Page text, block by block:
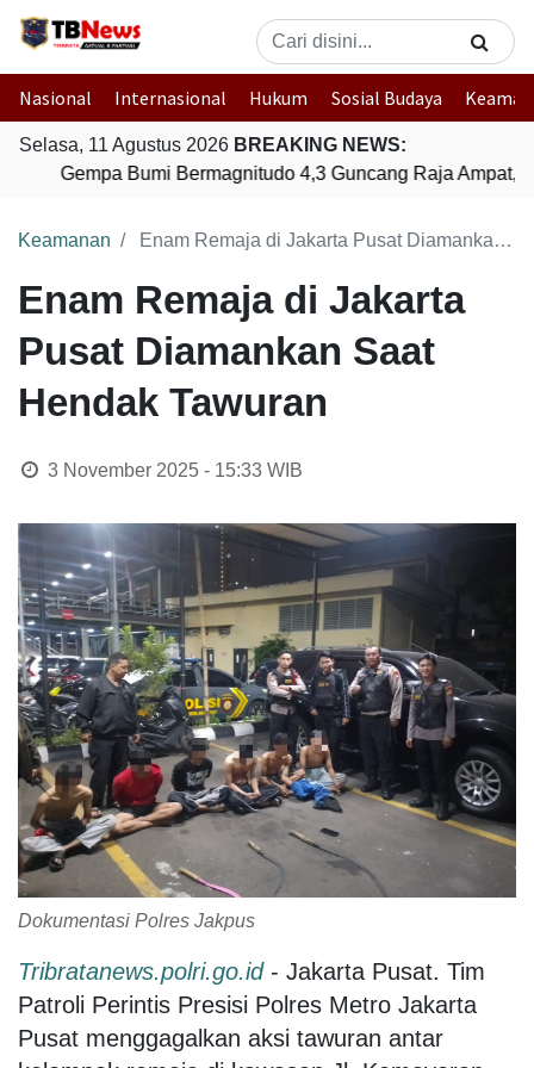
Nasional Internasional Hukum Sosial Budaya
Selasa, 11 Agustus 2026 BREAKING NEWS:
Gempa Bumi Bermagnitudo 4,3 Guncang Raja Ampat,
Keamanan Enam Remaja di Jakarta Pusat Diamankan Saat Hendak Tawuran
Enam Remaja di Jakarta
Pusat Diamankan Saat
Hendak Tawuran
3 November 2025 - 15:33WIB
Dokumentasi Polres Jakpus
Tribratanews.polri.go.id - Jakarta Pusat. Tim
Patroli Perintis Presisi Polres Metro Jakarta
Pusat menggagalkan aksi tawuran antar